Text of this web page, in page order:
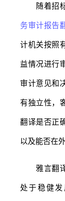
随着招标
务审计报告
计机关按照
益情况进行
审计意见和
有独立性，
翻译是否正
以及能否在
雅言翻译
处于稳健